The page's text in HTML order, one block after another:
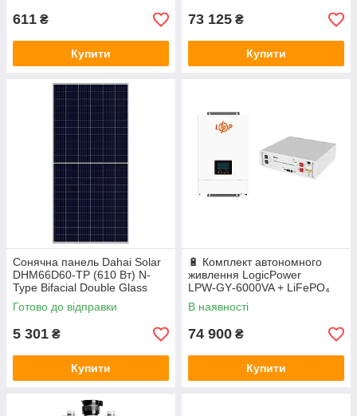
611 ₴
Купити
73 125 ₴
Купити
Сонячна панель Dahai Solar
DHM66D60-TP (610 Вт) N-
Type Bifacial Double Glass
Готово до відправки
5 301 ₴
Купити
🔋 Комплект автономного
живлення LogicPower
LPW‑GY‑6000VA + LiFePO₄
акумулятор Deye SE‑G5.1
Pro‑B
В наявності
74 900 ₴
Купити